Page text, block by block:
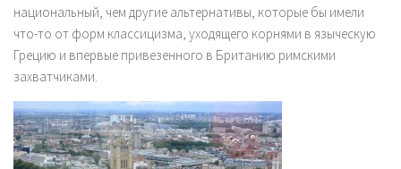
национальный, чем другие альтернативы, которые бы имели
что-то от форм классицизма, уходящего корнями в языческую
Грецию и впервые привезенного в Британию римскими
захватчиками.